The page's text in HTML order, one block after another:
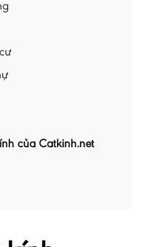
của Catkinh.net